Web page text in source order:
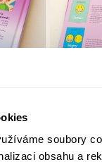
soubory
obsahu a